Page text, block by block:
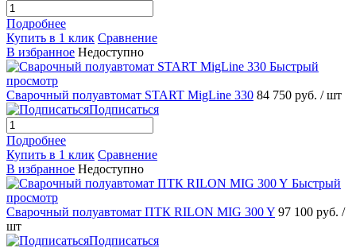
Подробнее
Купить в 1 клик Сравнение
В избранное Недоступно
Быстрый
просмотр
Сварочный полуавтомат START MigLine 330 84 750 руб. / шт
Подписаться
Подробнее
Купить в 1 клик Сравнение
В избранное Недоступно
Быстрый
просмотр
Сварочный полуавтомат ПТК RILON MIG 300 Y 97 100 руб. /
шт
Подписаться